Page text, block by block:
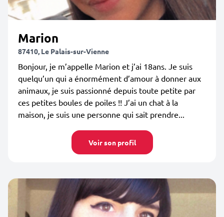
Marion
87410, Le Palais-sur-Vienne
Bonjour, je m’appelle Marion et j’ai 18ans. Je suis
quelqu’un qui a énormément d’amour à donner aux
animaux, je suis passionné depuis toute petite par
ces petites boules de poiles !! J’ai un chat à la
maison, je suis une personne qui sait prendre...
Voir son profil